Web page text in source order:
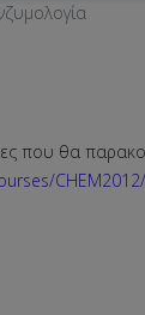
που θα
CHEM2012/